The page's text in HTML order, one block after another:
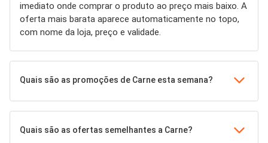
imediato onde comprar o produto ao preço mais baixo. A
oferta mais barata aparece automaticamente no topo,
com nome da loja, preço e validade.
Quais são as promoções de Carne esta semana?
Quais são as ofertas semelhantes a Carne?